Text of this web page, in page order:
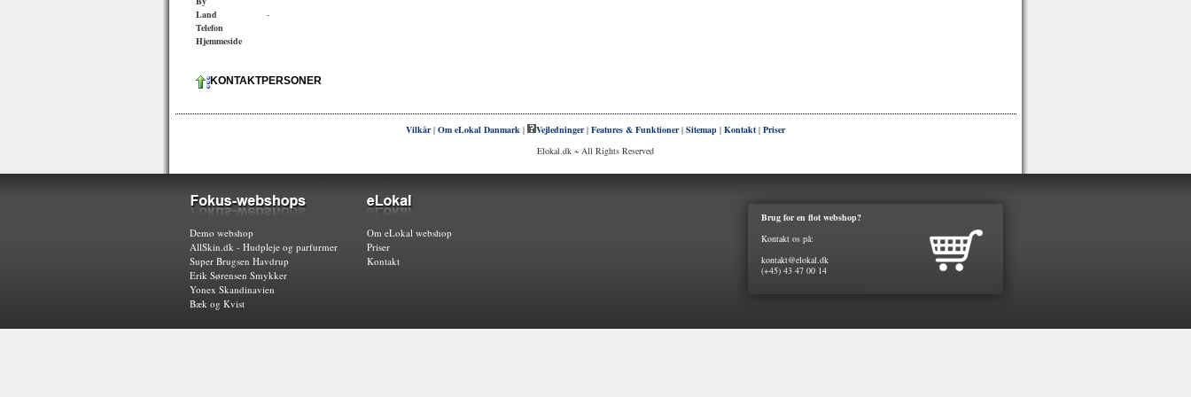
Land
-
Telefon
Hjemmeside
KONTAKTPERSONER
Vilkår| Om eLokal Danmark | Vejledninger| Features & Funktioner| Sitemap | Kontakt | Priser
Elokal.dk ~ All Rights Reserved
Brug for en flot webshop?
Kontakt os på:
kontakt@elokal.dk
(+45) 43 47 00 14
Demo webshop
AllSkin.dk - Hudpleje og parfurmer
Super Brugsen Havdrup
Erik Sørensen Smykker
Yonex Skandinavien
Bæk og Kvist
Om eLokal webshop
Priser
Kontakt